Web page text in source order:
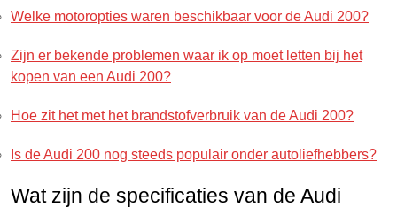
Welke motoropties waren beschikbaar voor de Audi 200?
Zijn er bekende problemen waar ik op moet letten bij het
kopen van een Audi 200?
Hoe zit het met het brandstofverbruik van de Audi 200?
Is de Audi 200 nog steeds populair onder autoliefhebbers?
Wat zijn de specificaties van de Audi